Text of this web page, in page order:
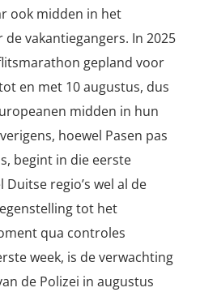
ook midden in het
vakantiegangers. In 2025
gepland voor
en met 10 augustus, dus
midden in hun
hoewel Pasen pas
begint in die eerste
Duitse regio’s wel al de
tot het
qua controles
week, is de verwachting
de Polizei in augustus